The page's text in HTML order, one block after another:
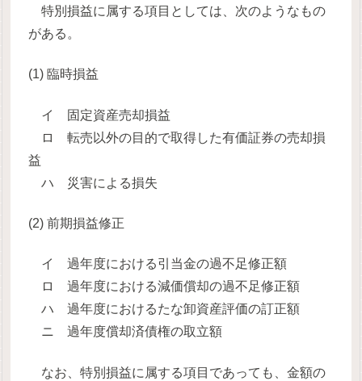
特別損益に属する項目としては、次のようなもの
がある。
(1) 臨時損益
イ 固定資産売却損益
ロ 転売以外の目的で取得した有価証券の売却損
益
ハ 災害による損失
(2) 前期損益修正
イ 過年度における引当金の過不足修正額
ロ 過年度における減価償却の過不足修正額
ハ 過年度におけるたな卸資産評価の訂正額
ニ 過年度償却済債権の取立額
なお、特別損益に属する項目であっても、金額の